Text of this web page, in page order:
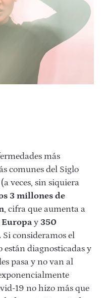
más
comunes del Siglo
veces, sin siquiera
3 millones de
, cifra que aumenta a
Europa y 350
Si consideramos el
están diagnosticadas y
pasa y no van al
19 no hizo más que